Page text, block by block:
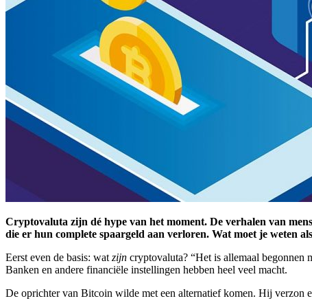
Cryptovaluta zijn dé hype van het moment. De verhalen van
die er hun complete spaargeld aan verloren. Wat moet je weten
Eerst even de basis: wat zijn cryptovaluta? “Het is allemaal begonnen
Banken en andere financiële instellingen hebben heel veel macht.
De oprichter van Bitcoin wilde met een alternatief komen. Hij verzon